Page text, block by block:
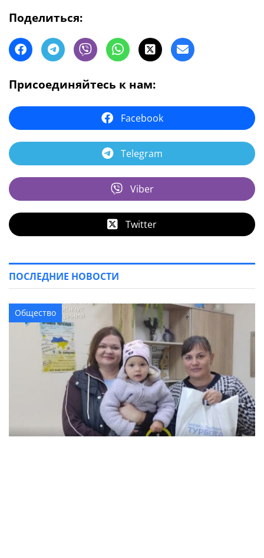
Поделиться:
Присоединяйтесь к нам:
Facebook
Telegram
Viber
Twitter
ПОСЛЕДНИЕ НОВОСТИ
Общество